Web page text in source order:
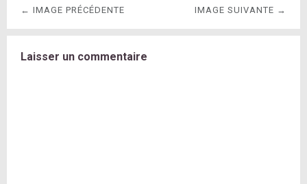
← IMAGE PRÉCÉDENTE IMAGE SUIVANTE →
Laisser un commentaire